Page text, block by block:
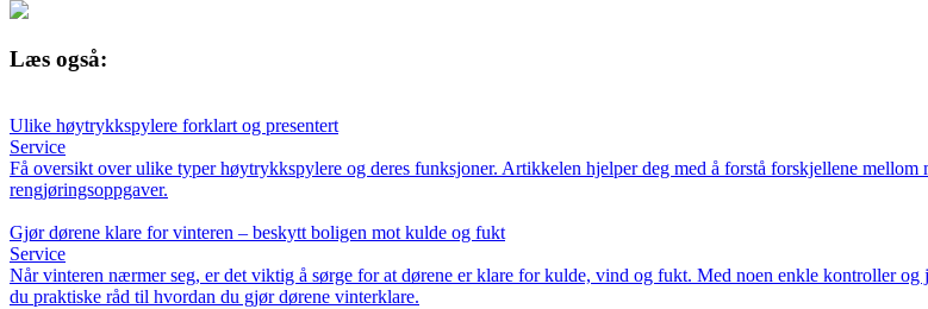
Læs også:
Ulike høytrykkspylere forklart og presentert
Service
Få oversikt over ulike typer høytrykkspylere og deres funksjoner. Artikkelen hjelper deg med å forstå forskjellene mellom
rengjøringsoppgaver.
Gjør dørene klare for vinteren – beskytt boligen mot kulde og fukt
Service
Når vinteren nærmer seg, er det viktig å sørge for at dørene er klare for kulde, vind og fukt. Med noen enkle kontroller
du praktiske råd til hvordan du gjør dørene vinterklare.